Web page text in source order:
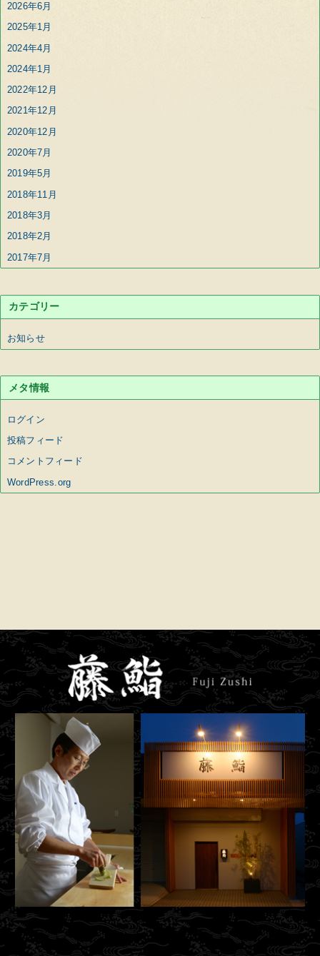
2026年6月
2025年1月
2024年4月
2024年1月
2022年12月
2021年12月
2020年12月
2020年7月
2019年5月
2018年11月
2018年3月
2018年2月
2017年7月
カテゴリー
お知らせ
メタ情報
ログイン
投稿フィード
コメントフィード
WordPress.org